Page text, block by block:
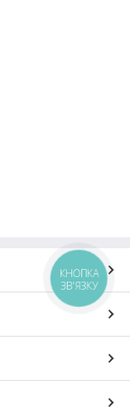
КНОПКА
ЗВ'ЯЗКУ